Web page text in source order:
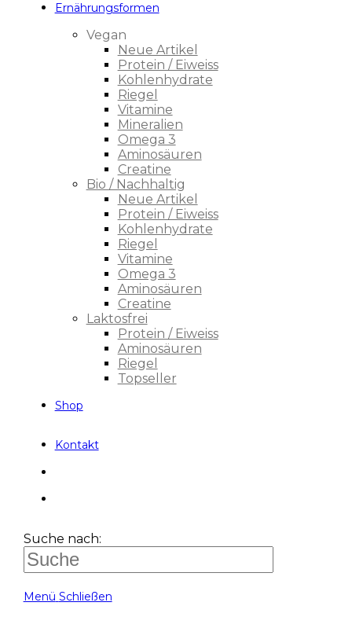
Ernährungsformen
Vegan
Neue Artikel
Protein / Eiweiss
Kohlenhydrate
Riegel
Vitamine
Mineralien
Omega 3
Aminosäuren
Creatine
Bio / Nachhaltig
Neue Artikel
Protein / Eiweiss
Kohlenhydrate
Riegel
Vitamine
Omega 3
Aminosäuren
Creatine
Laktosfrei
Protein / Eiweiss
Aminosäuren
Riegel
Topseller
Shop
Kontakt
Suche nach:
Menü Schließen